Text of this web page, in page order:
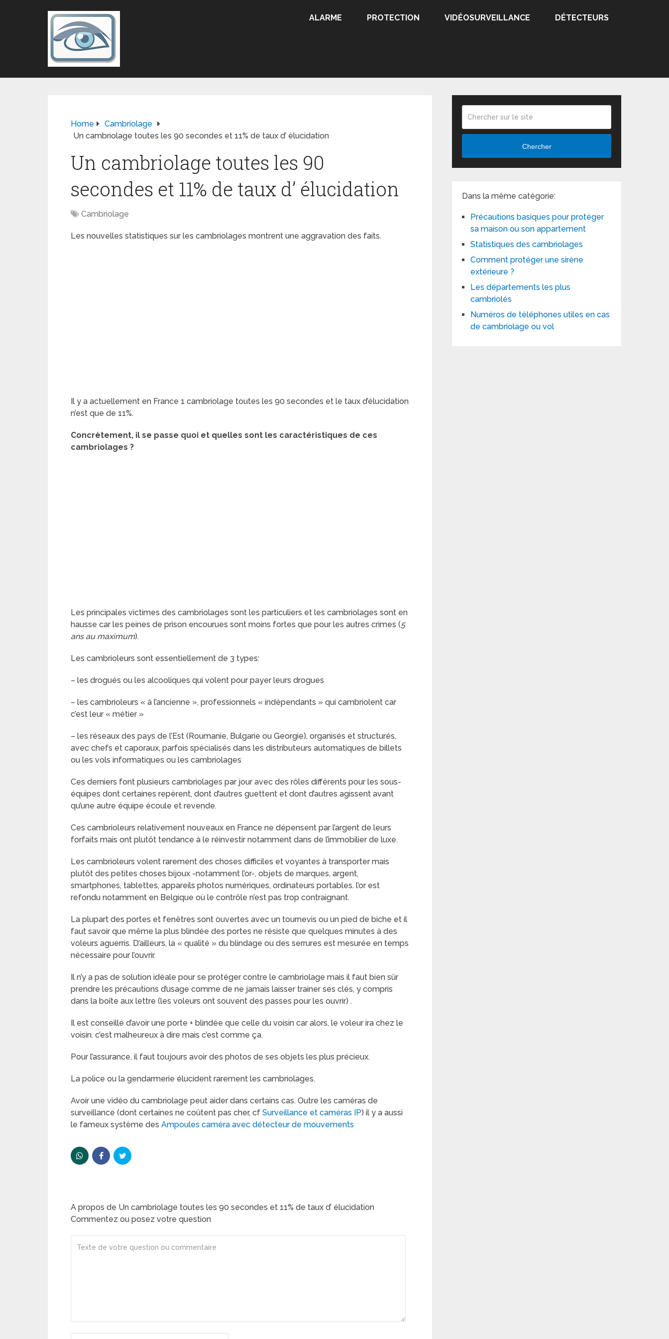
ALARME PROTECTION VIDÉOSURVEILLANCE DÉTECTEURS
Home
Cambriolage
Un cambriolage toutes les 90 secondes et 11% de taux d’ élucidation
Un cambriolage toutes les 90
secondes et 11% de taux d’ élucidation
Cambriolage
Les nouvelles statistiques sur les cambriolages montrent une aggravation des faits.
Il y a actuellement en France 1 cambriolage toutes les 90 secondes et le taux d’élucidation
n’est que de 11%.
Concrètement, il se passe quoi et quelles sont les caractéristiques de ces
cambriolages ?
Les principales victimes des cambriolages sont les particuliers et les cambriolages sont en
hausse car les peines de prison encourues sont moins fortes que pour les autres crimes (5
ans au maximum).
Les cambrioleurs sont essentiellement de 3 types:
– les drogués ou les alcooliques qui volent pour payer leurs drogues
– les cambrioleurs « à l’ancienne », professionnels « indépendants » qui cambriolent car
c’est leur « métier »
– les réseaux des pays de l’Est (Roumanie, Bulgarie ou Georgie), organisés et structurés,
avec chefs et caporaux, parfois spécialisés dans les distributeurs automatiques de billets
ou les vols informatiques ou les cambriolages
Ces derniers font plusieurs cambriolages par jour avec des rôles différents pour les sous-
équipes dont certaines repèrent, dont d’autres guettent et dont d’autres agissent avant
qu’une autre équipe écoule et revende.
Ces cambrioleurs relativement nouveaux en France ne dépensent par l’argent de leurs
forfaits mais ont plutôt tendance à le réinvestir notamment dans de l’immobilier de luxe.
Les cambrioleurs volent rarement des choses difficiles et voyantes à transporter mais
plutôt des petites choses bijoux -notamment l’or-, objets de marques, argent,
smartphones, tablettes, appareils photos numériques, ordinateurs portables. l’or est
refondu notamment en Belgique où le contrôle n’est pas trop contraignant.
La plupart des portes et fenêtres sont ouvertes avec un tournevis ou un pied de biche et il
faut savoir que même la plus blindée des portes ne résiste que quelques minutes à des
voleurs aguerris. D’ailleurs, la « qualité » du blindage ou des serrures est mesurée en temps
nécessaire pour l’ouvrir.
Il n’y a pas de solution idéale pour se protéger contre le cambriolage mais il faut bien sûr
prendre les précautions d’usage comme de ne jamais laisser trainer ses clés, y compris
dans la boîte aux lettre (les voleurs ont souvent des passes pour les ouvrir) .
Il est conseillé d’avoir une porte + blindée que celle du voisin car alors, le voleur ira chez le
voisin. c’est malheureux à dire mais c’est comme ça.
Pour l’assurance, il faut toujours avoir des photos de ses objets les plus précieux.
La police ou la gendarmerie élucident rarement les cambriolages.
Avoir une vidéo du cambriolage peut aider dans certains cas. Outre les caméras de
surveillance (dont certaines ne coûtent pas cher, cf Surveillance et caméras IP) il y a aussi
le fameux système des Ampoules caméra avec détecteur de mouvements
A propos de Un cambriolage toutes les 90 secondes et 11% de taux d’ élucidation
Commentez ou posez votre question
Chercher
Dans la même catégorie:
Précautions basiques pour protéger
sa maison ou son appartement
Statistiques des cambriolages
Comment protéger une sirène
extérieure ?
Les départements les plus
cambriolés
Numéros de téléphones utiles en cas
de cambriolage ou vol